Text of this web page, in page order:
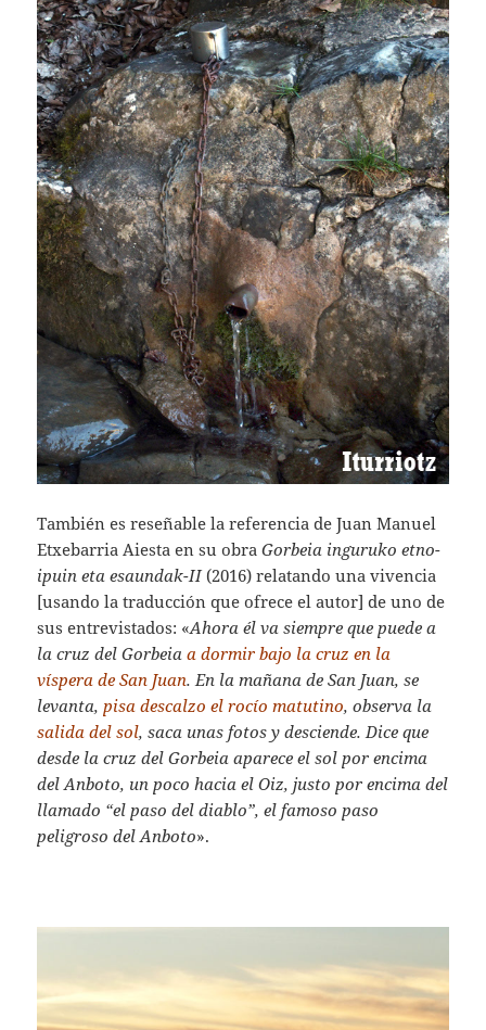
También es reseñable la referencia de Juan Manuel
Etxebarria Aiesta en su obraGorbeia inguruko etno-
ipuin eta esaundak-II(2016) relatando una vivencia
[usando la traducción que ofrece el autor] de uno de
sus entrevistados: «Ahora él va siempre que puede a
la cruz del Gorbeiaa dormir bajo la cruz en la
víspera de San Juan. En la mañana de San Juan, se
levanta, pisa descalzo el rocío matutino, observa la
salida del sol, saca unas fotos y desciende. Dice que
desde la cruz del Gorbeia aparece el sol por encima
del Anboto, un poco hacia el Oiz, justo por encima del
llamado “el paso del diablo”, el famoso paso
peligroso del Anboto».